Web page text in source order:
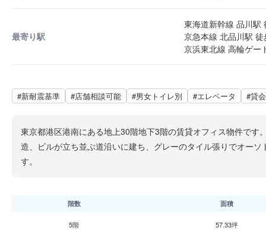
最寄り駅
東海道新幹線 品川駅
京急本線 北品川駅
京浜東北線 高輪ゲー
#新耐震基準 #店舗相談可能 #男女トイレ別 #エレベータ #貸
東京都港区港南にある地上30階地下3階の賃貸オフィス物件で
造、ビルが立ち並ぶ道沿いに建ち、グレーのタイル張りでオー
す。
階数 面積
5階 57.33坪